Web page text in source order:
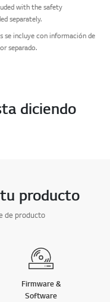
with the safety
separately.
se incluye con información de
separado.
diciendo
producto
de producto
Firmware &
Software